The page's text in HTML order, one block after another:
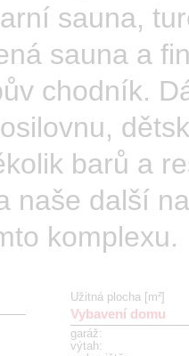
sauna,
sauna a
chodník.
barů a
naše další
komplexu.
Užitná plocha [m²]
Vybavení domu
garáž:
výtah: